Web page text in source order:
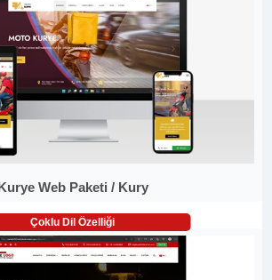
Web Paketi / Kury
Çoklu Dil Özelliği